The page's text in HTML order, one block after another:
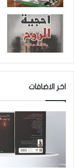
اخر الاضافات